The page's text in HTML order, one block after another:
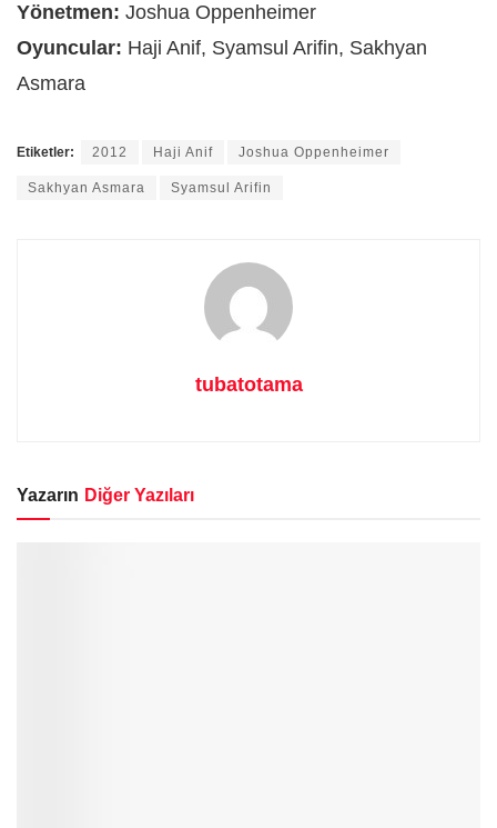
Yönetmen: Joshua Oppenheimer
Oyuncular: Haji Anif, Syamsul Arifin, Sakhyan
Asmara
Etiketler: 2012 Haji Anif Joshua Oppenheimer
Sakhyan Asmara Syamsul Arifin
tubatotama
Yazarın Diğer Yazıları